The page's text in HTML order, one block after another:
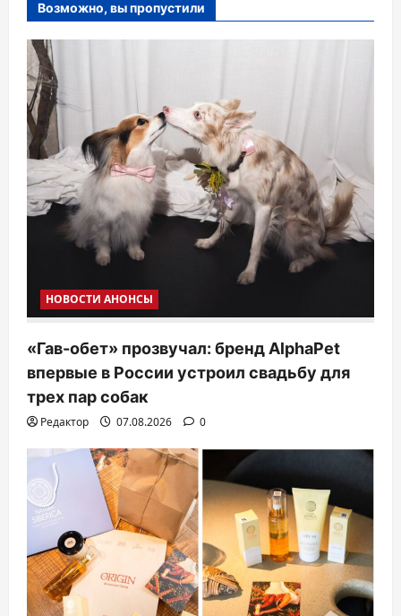
Возможно, вы пропустили
НОВОСТИ АНОНСЫ
«Гав-обет» прозвучал: бренд AlphaPet
впервые в России устроил свадьбу для
трех пар собак
Редактор 07.08.2026 0